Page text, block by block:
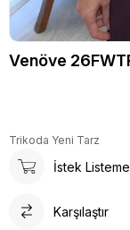
Venöve
Trikoda Yeni Tarz
İstek
Karşılaştır